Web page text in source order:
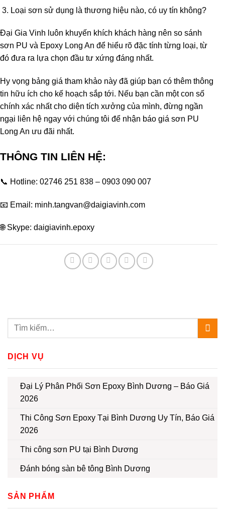
Loại sơn sử dụng là thương hiệu nào, có uy tín không?
Đại Gia Vinh luôn khuyến khích khách hàng nên so sánh
sơn PU và Epoxy Long An để hiểu rõ đặc tính từng loại, từ
đó đưa ra lựa chọn đầu tư xứng đáng nhất.
Hy vọng bảng giá tham khảo này đã giúp bạn có thêm thông
tin hữu ích cho kế hoạch sắp tới. Nếu bạn cần một con số
chính xác nhất cho diện tích xưởng của mình, đừng ngần
ngại liên hệ ngay với chúng tôi để nhận báo giá sơn PU
Long An ưu đãi nhất.
THÔNG TIN LIÊN HỆ:
📞 Hotline: 02746 251 838 – 0903 090 007
📧 Email: minh.tangvan@daigiavinh.com
🌐 Skype: daigiavinh.epoxy
DỊCH VỤ
Đại Lý Phân Phối Sơn Epoxy Bình Dương – Báo Giá
2026
Thi Công Sơn Epoxy Tại Bình Dương Uy Tín, Báo Giá
2026
Thi công sơn PU tại Bình Dương
Đánh bóng sàn bê tông Bình Dương
SẢN PHẨM